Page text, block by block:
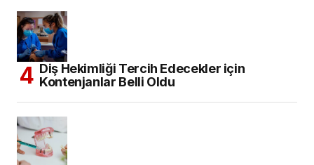
Diş Hekimliği Tercih Edecekler için
Kontenjanlar Belli Oldu